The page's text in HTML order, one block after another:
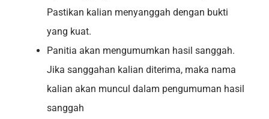
Pastikan kalian menyanggah dengan bukti
yang kuat.
Panitia akan mengumumkan hasil sanggah.
Jika sanggahan kalian diterima, maka nama
kalian akan muncul dalam pengumuman hasil
sanggah